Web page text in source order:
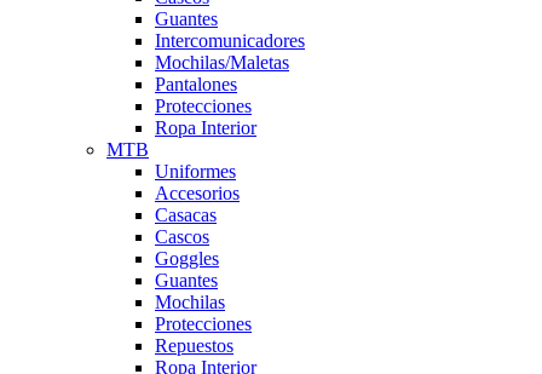
Guantes
Intercomunicadores
Mochilas/Maletas
Pantalones
Protecciones
Ropa Interior
MTB
Uniformes
Accesorios
Casacas
Cascos
Goggles
Guantes
Mochilas
Protecciones
Repuestos
Ropa Interior